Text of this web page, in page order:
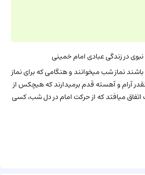
نبوی در زندگی عبادی امام خمینی
نماز شب می‏خوانند و هنگامی که برای نماز
آرام و آهسته قدم برمی‏دارند که هیچ‏کس از
اتفاق می‏افتد که از حرکت امام در دل شب، کسی